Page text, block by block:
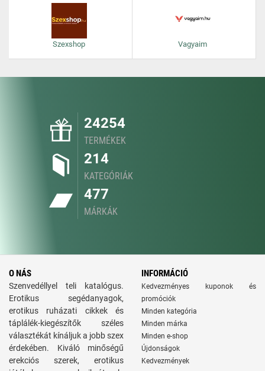
Szexshop Vagyaim
24254
TERMÉKEK
214
KATEGÓRIÁK
477
MÁRKÁK
O NÁS
Szenvedéllyel teli katalógus.
Erotikus segédanyagok,
erotikus ruházati cikkek és
táplálék-kiegészítők széles
választékát kínáljuk a jobb szex
érdekében. Kiváló minőségű
erekciós szerek, erotikus
INFORMÁCIÓ
Kedvezményes kuponok és
promóciók
Minden kategória
Minden márka
Minden e-shop
Újdonságok
Kedvezmények